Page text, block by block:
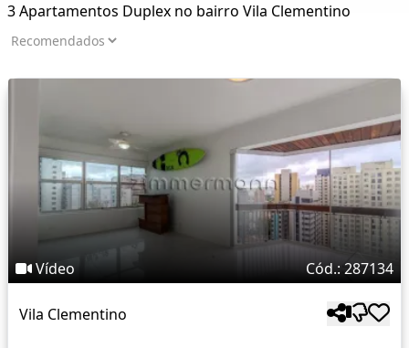
3 Apartamentos Duplex no bairro Vila Clementino
Vídeo Cód.: 287134
Vila Clementino